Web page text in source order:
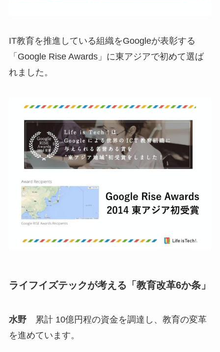
IT教育を推進している組織をGoogleが表彰する
「Google Rise Awards」に東アジアで初めて選ば
れました。
ライフイズテックが考える「教育改革6か条」
水野累計 10億円程の資金を調達し、教育の変革
を進めています。